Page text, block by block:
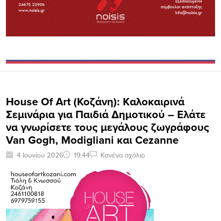
House Of Art (Κοζάνη): Kαλοκαιρινά
Σεμινάρια για Παιδιά Δημοτικού – Ελάτε
να γνωρίσετε τους μεγάλους ζωγράφους
Van Gogh, Modigliani και Cezanne
4 Ιουνίου 2026 19:44 Κανένα σχόλιο